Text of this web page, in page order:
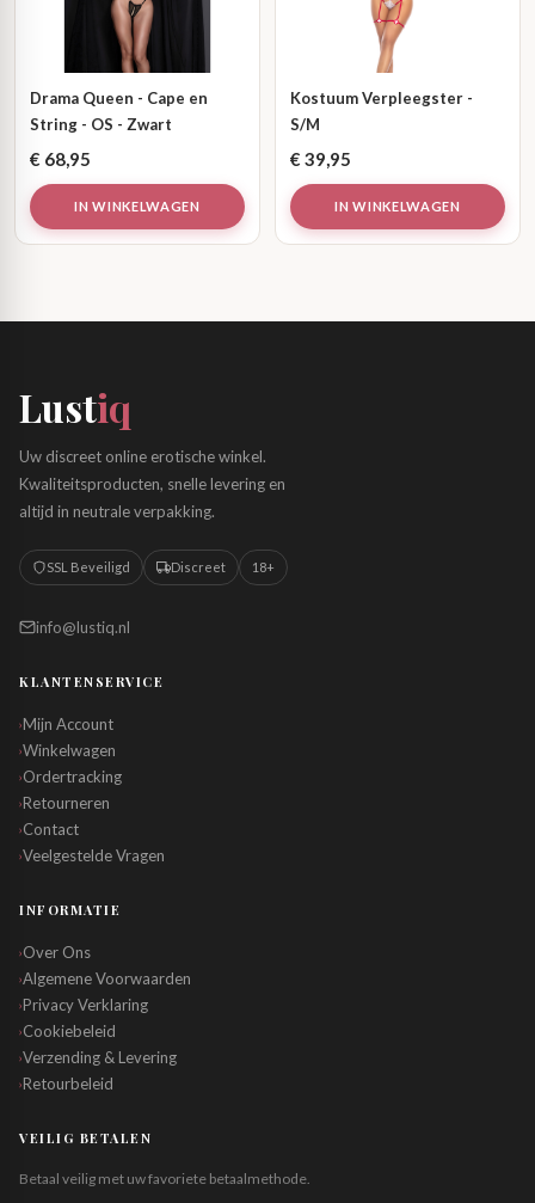
Drama Queen - Cape en
String - OS - Zwart
€ 68,95
IN WINKELWAGEN
Kostuum Verpleegster -
S/M
€ 39,95
IN WINKELWAGEN
Lustiq
Uw discreet online erotische winkel.
Kwaliteitsproducten, snelle levering en
altijd in neutrale verpakking.
SSL Beveiligd Discreet 18+
info@lustiq.nl
KLANTENSERVICE
›Mijn Account
›Winkelwagen
›Ordertracking
›Retourneren
›Contact
›Veelgestelde Vragen
INFORMATIE
›Over Ons
›Algemene Voorwaarden
›Privacy Verklaring
›Cookiebeleid
›Verzending & Levering
›Retourbeleid
VEILIG BETALEN
Betaal veilig met uw favoriete betaalmethode.